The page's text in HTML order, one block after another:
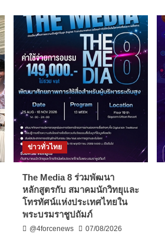
ข่าวทั่วไทย
The Media 8 ร่วมพัฒนา
หลักสูตรกับ สมาคมนักวิทยุและ
โทรทัศน์แห่งประเทศไทยใน
พระบรมราชูปถัมภ์
@4forcenews 07/08/2026